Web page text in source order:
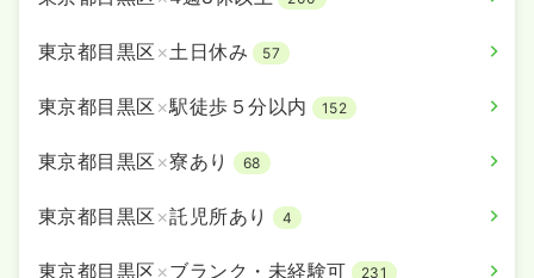
東京都目黒区 ×土日休み 57
東京都目黒区 ×駅徒歩５分以内 152
東京都目黒区 ×寮あり 68
東京都目黒区 ×託児所あり 4
東京都目黒区 ×ブランク・未経験可 231